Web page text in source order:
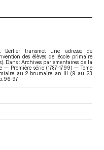
Berlier transmet une adresse de
des élèves de l’école primaire
Dans : Archives parlementaires de la
— Première série (1787-1799) — Tome
au 2 brumaire an III (9 au 23
96-97.